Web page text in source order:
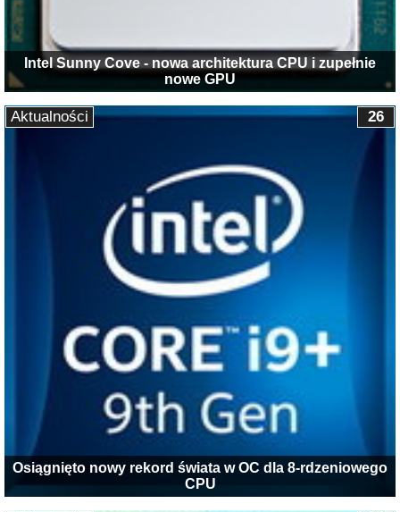
Intel Sunny Cove - nowa architektura CPU i zupełnie
nowe GPU
Osiągnięto nowy rekord świata w OC dla 8-rdzeniowego
CPU
26
Aktualności